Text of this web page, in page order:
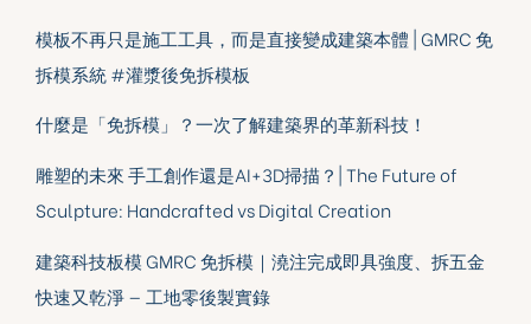
模板不再只是施工工具，而是直接變成建築本體 | GMRC 免
拆模系統 #灌漿後免拆模板
什麼是「免拆模」？一次了解建築界的革新科技！
雕塑的未來 手工創作還是AI+3D掃描？| The Future of
Sculpture: Handcrafted vs Digital Creation
建築科技板模 GMRC 免拆模｜澆注完成即具強度、拆五金
快速又乾淨 — 工地零後製實錄